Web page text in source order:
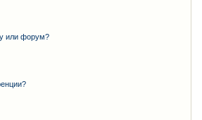
или форум?